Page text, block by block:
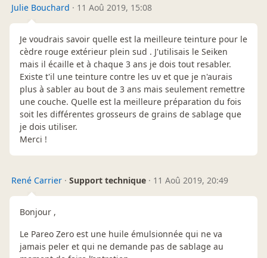
Julie Bouchard · 11 Aoû 2019, 15:08
Je voudrais savoir quelle est la meilleure teinture pour le
cèdre rouge extérieur plein sud . J'utilisais le Seiken
mais il écaille et à chaque 3 ans je dois tout resabler.
Existe t'il une teinture contre les uv et que je n'aurais
plus à sabler au bout de 3 ans mais seulement remettre
une couche. Quelle est la meilleure préparation du fois
soit les différentes grosseurs de grains de sablage que
je dois utiliser.
Merci !
René Carrier · Support technique · 11 Aoû 2019, 20:49
Bonjour ,
Le Pareo Zero est une huile émulsionnée qui ne va
jamais peler et qui ne demande pas de sablage au